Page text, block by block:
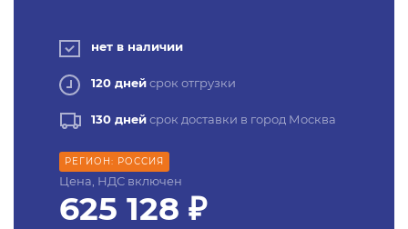
нет в наличии
120 днейсрок отгрузки
130 днейсрок доставки в город Москва
РЕГИОН: РОССИЯ
Цена, НДС включен
625 128 ₽